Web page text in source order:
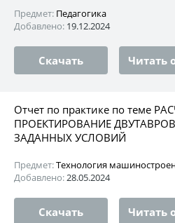
Предмет: Педагогика
Добавлено: 19.12.2024
Скачать Читать
Отчет по практике по теме
ПРОЕКТИРОВАНИЕ
ЗАДАННЫХ УСЛОВИЙ
Предмет:Технология
Добавлено:28.05.2024
Скачать Читать